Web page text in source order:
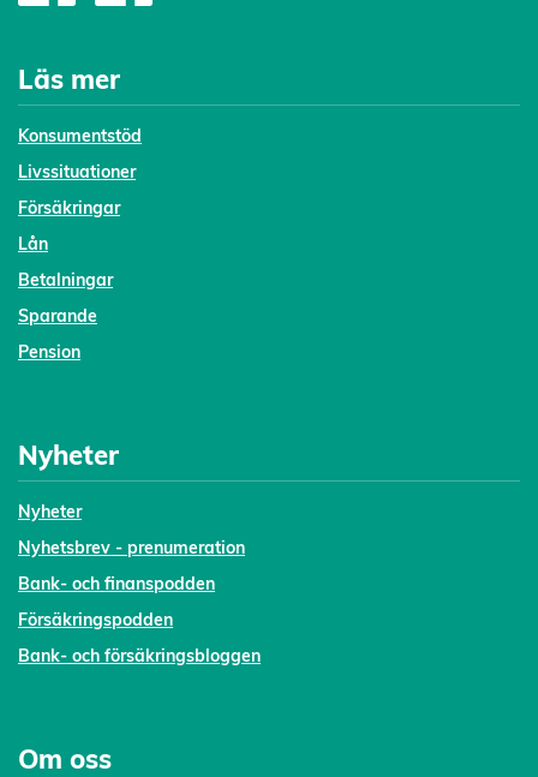
Läs mer
Konsumentstöd
Livssituationer
Försäkringar
Lån
Betalningar
Sparande
Pension
Nyheter
Nyheter
Nyhetsbrev - prenumeration
Bank- och finanspodden
Försäkringspodden
Bank- och försäkringsbloggen
Om oss